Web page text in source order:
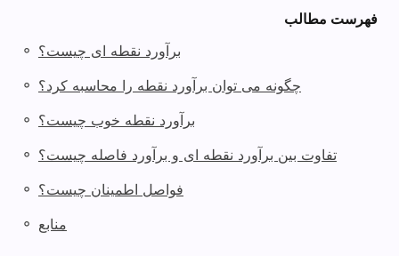
فهرست مطالب
◦ برآورد نقطه ای چیست؟
◦ چگونه می توان برآورد نقطه را محاسبه کرد؟
◦ برآورد نقطه خوب چیست؟
◦ تفاوت بین برآورد نقطه ای و برآورد فاصله چیست؟
◦ فواصل اطمینان چیست؟
◦ منابع